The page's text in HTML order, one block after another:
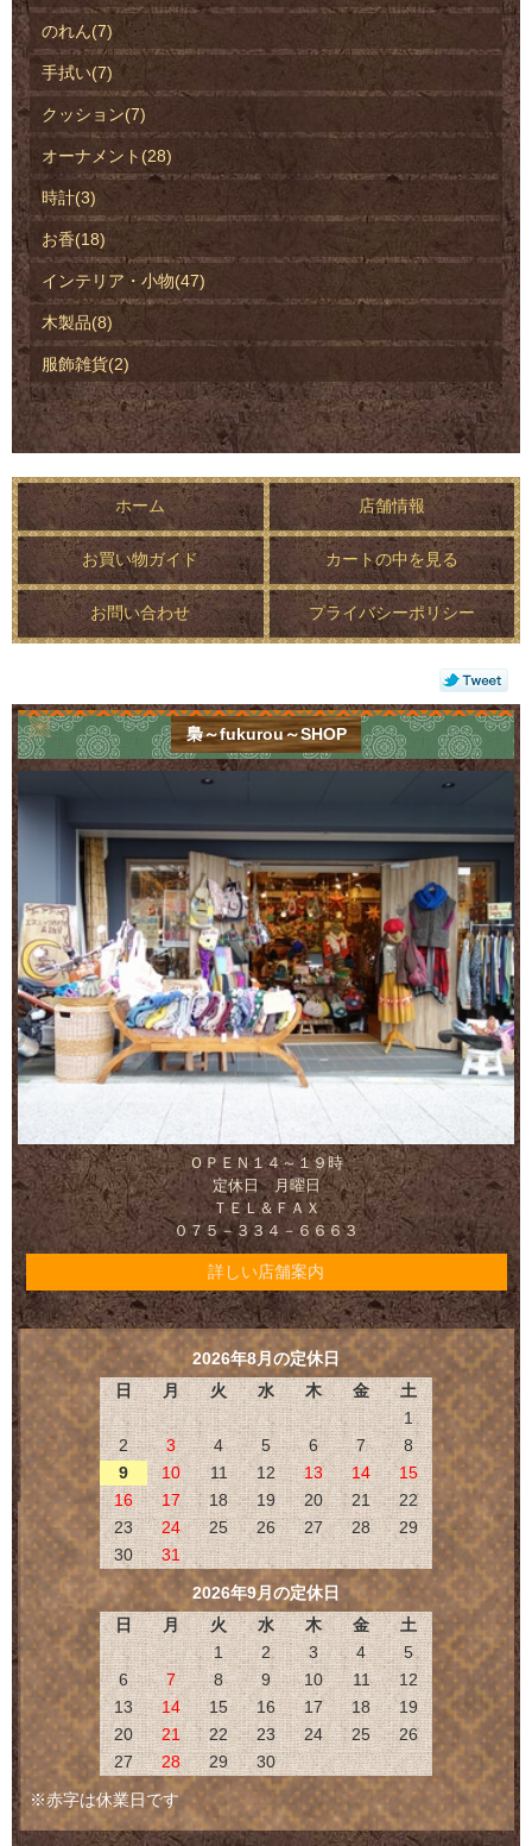
のれん(7)
手拭い(7)
クッション(7)
オーナメント(28)
時計(3)
お香(18)
インテリア・小物(47)
木製品(8)
服飾雑貨(2)
ホーム 店舗情報
お買い物ガイド カートの中を見る
お問い合わせ プライバシーポリシー
梟～fukurou～SHOP
ＯＰＥＮ１４～１９時
定休日 月曜日
ＴＥＬ＆ＦＡＸ
０７５－３３４－６６６３
詳しい店舗案内
2026年8月の定休日
日
月 火 水 木 金
土
1
2
3 4 5 6 7
8
9
10 11 12 13 14
15
16
17 18 19 20 21
22
23
24 25 26 27 28
29
30
31
2026年9月の定休日
日
月 火 水 木 金
土
1
2 3 4
5
6
7 8 9 10 11
12
13
14 15 16 17 18
19
20
21 22 23 24 25
26
27
28 29
30
※赤字は休業日です